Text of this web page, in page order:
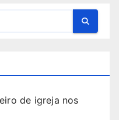
de igreja nos